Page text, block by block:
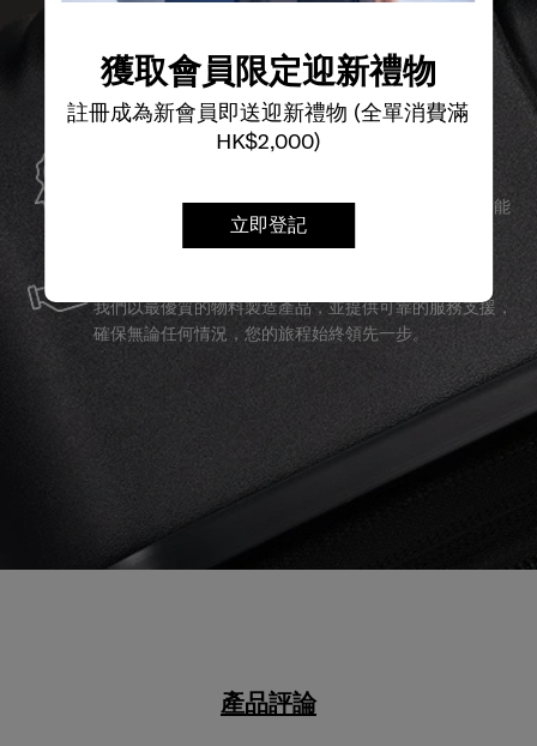
獲取會員限定迎新禮物
註冊成為新會員即送迎新禮物 (全單消費滿
HK$2,000)
立即登記
全球保修
夠長久伴隨您身邊。
服務與維修
確保無論任何情況，您的旅程始終領先一步。